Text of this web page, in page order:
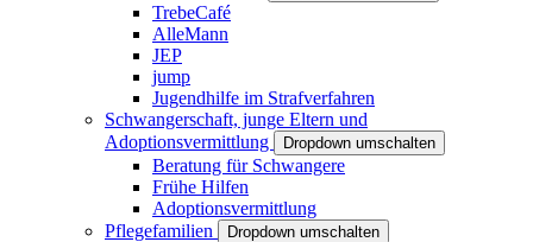
TrebeCafé
AlleMann
JEP
jump
Jugendhilfe im Strafverfahren
Schwangerschaft, junge Eltern und
Adoptionsvermittlung
Dropdown umschalten
Beratung für Schwangere
Frühe Hilfen
Adoptionsvermittlung
Pflegefamilien
Dropdown umschalten